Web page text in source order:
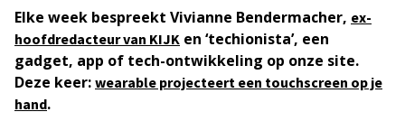
Elke week bespreekt Vivianne Bendermacher, ex-
hoofdredacteur van KIJK en ‘techionista’, een
gadget, app of tech-ontwikkeling op onze site.
Deze keer: wearable projecteert een touchscreen op je
hand.